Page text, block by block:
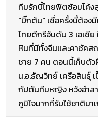
ทีมรักบี้ไทยฟิตซ้อมโค้ง
"บิ๊กต้น" เชื่อครั้งนี้ต้อ
ไทยดีกรีอันดับ 3 เอเชี
หินที่มีทั้งจีนและคาซัค
ชาย 7 คน ตอนนี้เก็บตั
น.อ.ธัญวิทย์ เครือสินธุ์
กัปตันทีมหญิง หวังอำล
ภูมิใจมากที่รับใช้ชาติมา